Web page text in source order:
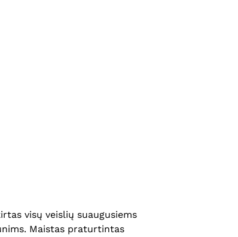
visų veislių suaugusiems
Maistas praturtintas